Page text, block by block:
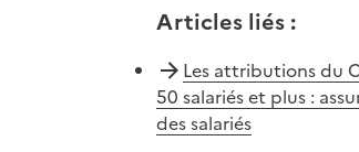
Articles liés:
Les attributions du
50 salariés et plus :
des salariés